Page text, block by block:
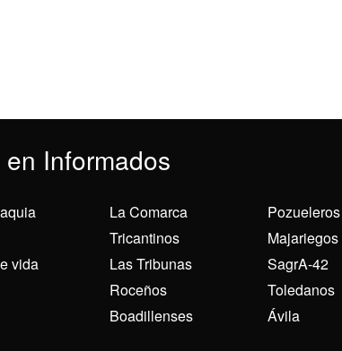
en Informados
vida
La Comarca
Tricantinos
Las Tribunas
Roceños
Boadillenses
Pozueleros
Majariegos
SagrA-42
Toledanos
Ávila